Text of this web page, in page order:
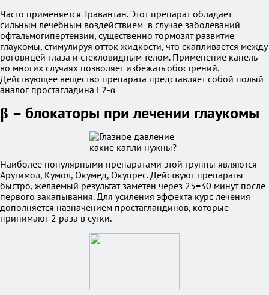
Часто применяется Травантан. Этот препарат обладает
сильным лечебным воздействием в случае заболеваний
офтальмогипертензии, существенно тормозят развитие
глаукомы, стимулируя отток жидкости, что скапливается между
роговицей глаза и стекловидным телом. Применение капель
во многих случаях позволяет избежать обострений.
Действующее вещество препарата представляет собой полый
аналог простагладина F2-α
β – блокаторы при лечении глаукомы
Наиболее популярными препаратами этой группы являются
Арутимол, Кумол, Окумед, Окупрес. Действуют препараты
быстро, желаемый результат заметен через 25=30 минут после
первого закапывания. Для усиления эффекта курс лечения
дополняется назначением простагландинов, которые
принимают 2 раза в сутки.